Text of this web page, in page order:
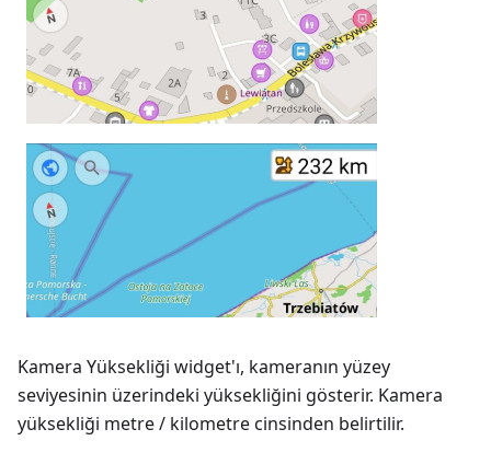
Kamera Yüksekliği widget'ı, kameranın yüzey
seviyesinin üzerindeki yüksekliğini gösterir. Kamera
yüksekliği metre / kilometre cinsinden belirtilir.